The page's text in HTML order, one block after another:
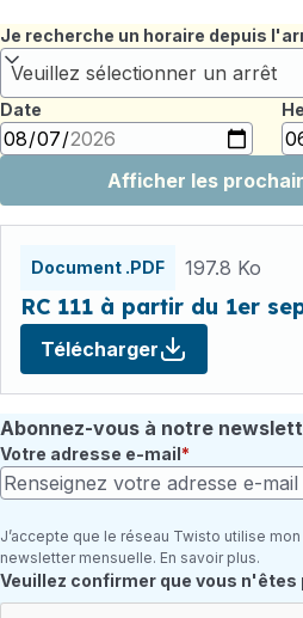
Je recherche un horaire depuis
Veuillez sélectionner un arrêt
Date
Afficher les
horaires
Document .PDF 197.8 Ko
RC 111 à partir du 1er
Télécharger
Abonnez-vous à notre
Votre adresse e-mail
J’accepte que le réseau Twisto utilise
newsletter mensuelle. En savoir plus.
Champ requis
Veuillez confirmer que vous n'êtes